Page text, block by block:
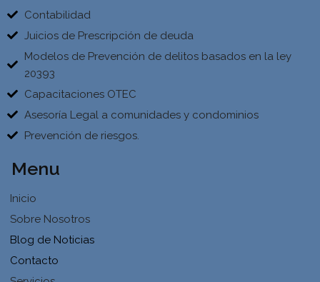
Contabilidad
Juicios de Prescripción de deuda
Modelos de Prevención de delitos basados en la ley
20393
Capacitaciones OTEC
Asesoría Legal a comunidades y condominios
Prevención de riesgos.
Menu
Inicio
Sobre Nosotros
Blog de Noticias
Contacto